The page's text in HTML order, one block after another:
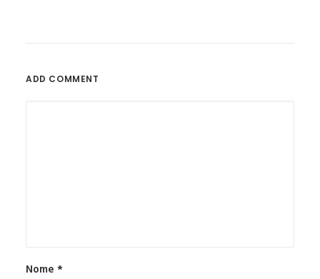
ADD COMMENT
Nome *